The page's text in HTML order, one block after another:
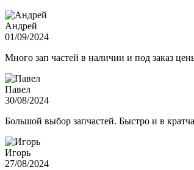
Андрей
01/09/2024
Много зап частей в наличии и под заказ
Павел
30/08/2024
Большой выбор запчастей. Быстро и в
Игорь
27/08/2024